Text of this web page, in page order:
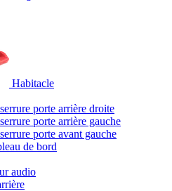
Habitacle
porte arrière droite
porte arrière gauche
porte avant gauche
de bord
audio